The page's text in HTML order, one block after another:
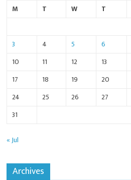
M
T W T
3
4 5 6
10
11 12 13
17
18 19 20
24
25 26 27
31
« Jul
Archives